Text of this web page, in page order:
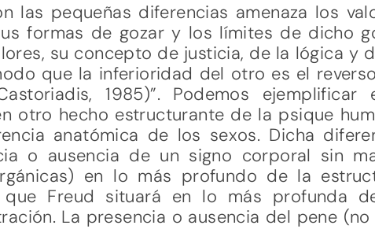
las pequeñas diferencias amenaza los
formas de gozar y los límites de dicho
su concepto de justicia, de la lógica y
que la inferioridad del otro es el
1985)”. Podemos ejemplificar
otro hecho estructurante de la psique
anatómica de los sexos. Dicha
o ausencia de un signo corporal sin
en lo más profundo de la
Freud situará en lo más profunda
La presencia o ausencia del pene